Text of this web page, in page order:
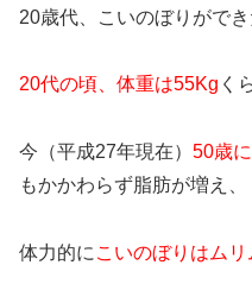
20歳代、こいのぼりがで
20代の頃、体重は55Kg く
今（平成27年現在） 50歳
もかかわらず脂肪が増え、
体力的に こいのぼりはムリ